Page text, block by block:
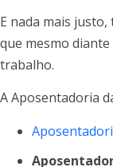
E nada mais
que mesmo
trabalho.
A Aposentadoria